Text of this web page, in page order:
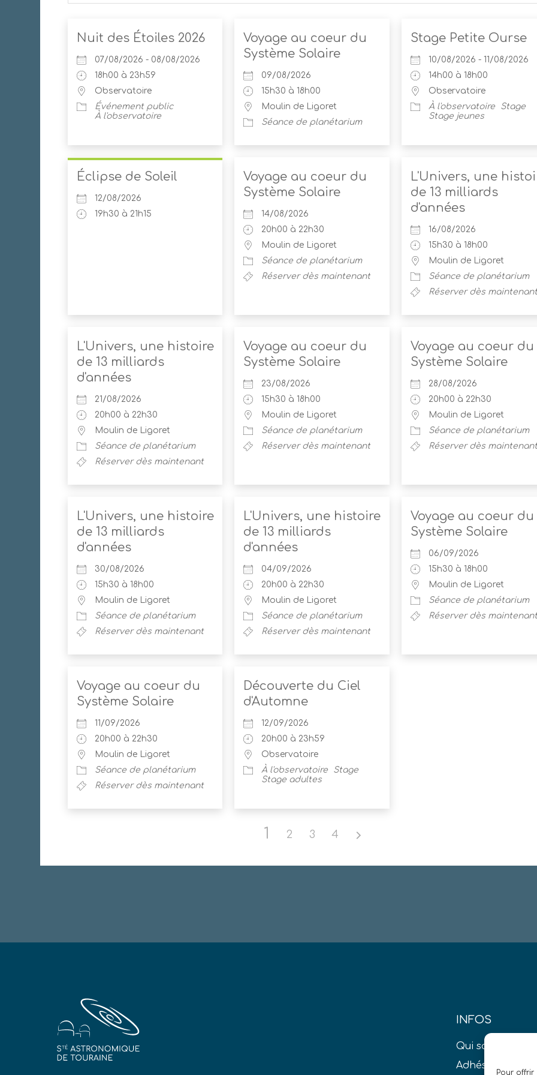
Pour offrir
Nuit des Étoiles 2026
07/08/2026 - 08/08/2026
18h00 à 23h59
Observatoire
Événement public
À l'observatoire
Voyage au coeur du
Système Solaire
09/08/2026
15h30 à 18h00
Moulin de Ligoret
Séance de planétarium
Stage Petite Ourse
10/08/2026 - 11/08/2026
14h00 à 18h00
Observatoire
À l'observatoire
Stage
Stage jeunes
Éclipse de Soleil
12/08/2026
19h30 à 21h15
Voyage au coeur du
Système Solaire
14/08/2026
20h00 à 22h30
Moulin de Ligoret
Séance de planétarium
Réserver dès maintenant
L'Univers, une
de 13 milliards
d'années
16/08/2026
15h30 à 18h00
Moulin de Ligoret
Séance de planétarium
Réserver dès
L'Univers, une histoire
de 13 milliards
d'années
21/08/2026
20h00 à 22h30
Moulin de Ligoret
Séance de planétarium
Réserver dès maintenant
Voyage au coeur du
Système Solaire
23/08/2026
15h30 à 18h00
Moulin de Ligoret
Séance de planétarium
Réserver dès maintenant
Voyage au coeur du
Système Solaire
28/08/2026
20h00 à 22h30
Moulin de Ligoret
Séance de planétarium
Réserver dès
L'Univers, une histoire
de 13 milliards
d'années
30/08/2026
15h30 à 18h00
Moulin de Ligoret
Séance de planétarium
Réserver dès maintenant
L'Univers, une histoire
de 13 milliards
d'années
04/09/2026
20h00 à 22h30
Moulin de Ligoret
Séance de planétarium
Réserver dès maintenant
Voyage au coeur du
Système Solaire
06/09/2026
15h30 à 18h00
Moulin de Ligoret
Séance de planétarium
Réserver dès
Voyage au coeur du
Système Solaire
11/09/2026
20h00 à 22h30
Moulin de Ligoret
Séance de planétarium
Réserver dès maintenant
Découverte du Ciel
d'Automne
12/09/2026
20h00 à 23h59
Observatoire
À l'observatoire
Stage
Stage adultes
1 2 3 4
INFOS
Qui sommes-
Adhésion S.A.T.